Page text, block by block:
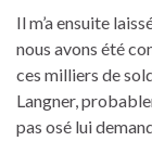
Il m’a ensuite
nous avons été
ces milliers de
Langner,
pas osé lui